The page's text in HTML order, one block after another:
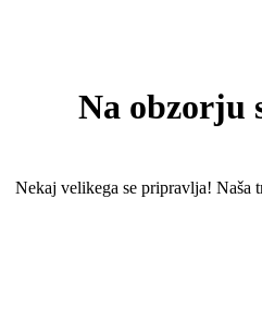
Na obzorju
Nekaj ​​velikega se pripravlja! Naša